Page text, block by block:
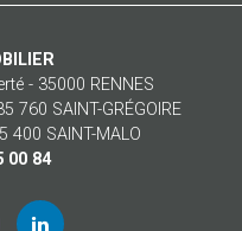
- 35000 RENNES
760 SAINT-GRÉGOIRE
400 SAINT-MALO
00 84